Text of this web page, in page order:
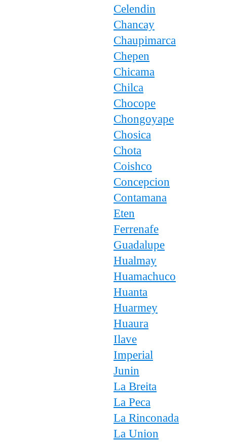
Celendin
Chancay
Chaupimarca
Chepen
Chicama
Chilca
Chocope
Chongoyape
Chosica
Chota
Coishco
Concepcion
Contamana
Eten
Ferrenafe
Guadalupe
Hualmay
Huamachuco
Huanta
Huarmey
Huaura
Ilave
Imperial
Junin
La Breita
La Peca
La Rinconada
La Union